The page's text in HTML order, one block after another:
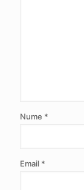
Nume *
Email *